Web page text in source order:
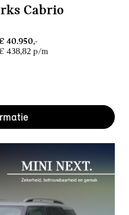
Cabrio
40.950,-
438,82 p/m